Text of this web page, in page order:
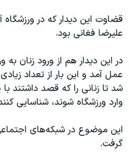
قضاوت این دیدار که در ورزشگاه
علیرضا فغانی بود.
در این دیدار هم از ورود زنان به
عمل آمد و این بار از تعداد
شد تا زنانی را که قصد داشتند
وارد ورزشگاه شوند، شناسایی
این موضوع در شبکه‌های اجتماعی
گرفت.